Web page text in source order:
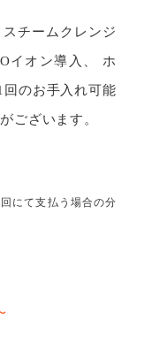
チームクレンジ
イオン導⼊、 ホ
のお手入れ可能
ございます。
にて支払う場合の分